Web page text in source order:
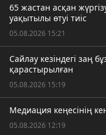
65 жастан асқан
уақытылы өтуі тиіс
05.08.2026 15:21
Сайлау кезіндегі заң
қарастырылған
05.08.2026 15:19
Медиация кеңесінің
05.08.2026 12:19